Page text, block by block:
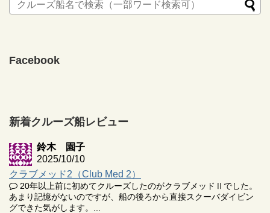
Facebook
新着クルーズ船レビュー
鈴木 園子
2025/10/10
クラブメッド2（Club Med 2）
20年以上前に初めてクルーズしたのがクラブメッドⅡでした。
あまり記憶がないのですが、船の後ろから直接スクーバダイビン
グできた気がします。...